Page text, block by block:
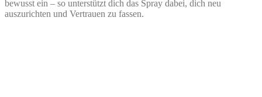
bewusst ein – so unterstützt dich das Spray dabei, dich neu
auszurichten und Vertrauen zu fassen.